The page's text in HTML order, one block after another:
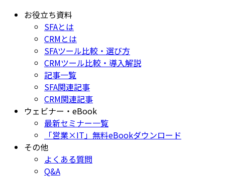
お役立ち資料
SFAとは
CRMとは
SFAツール比較・選び方
CRMツール比較・導入解説
記事一覧
SFA関連記事
CRM関連記事
ウェビナー・eBook
最新セミナー一覧
「営業×IT」無料eBookダウンロード
その他
よくある質問
Q&A